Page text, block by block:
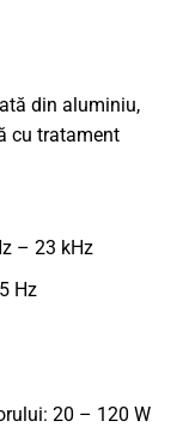
din aluminiu,
cu tratament
– 23 kHz
Hz
20 – 120 W